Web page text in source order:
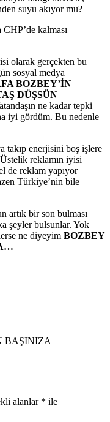
suyu akıyor mu?
kalması
olarak gerçekten bu
sosyal medya
BOZBEY’İN
DÜŞSÜN
ne kadar tepki
iyi gördüm. Bu nedenle
takıp enerjisini boş işlere
reklamın iyisi
de reklam yapıyor
Türkiye’nin bile
artık bir son bulması
şeyler bulsunlar. Yok
ne diyeyim BOZBEY
BAŞINIZA
alanlar * ile